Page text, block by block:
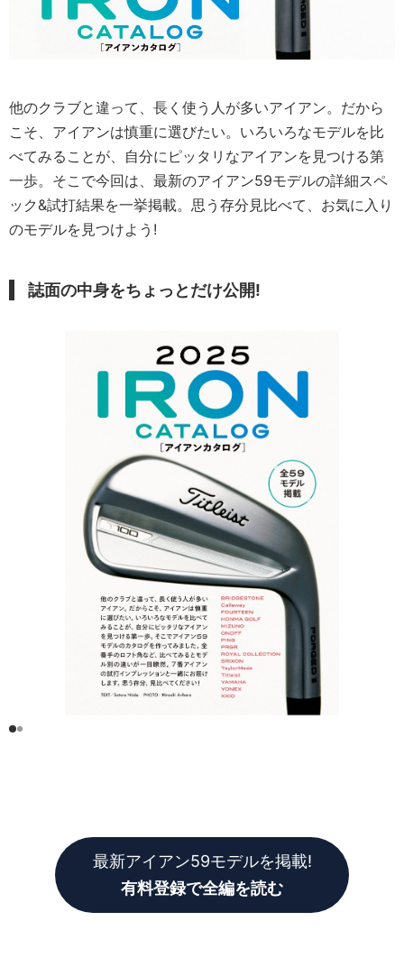
他のクラブと違って、長く使う人が多いアイアン。だから
こそ、アイアンは慎重に選びたい。いろいろなモデルを比
べてみることが、自分にピッタリなアイアンを見つける第
一歩。そこで今回は、最新のアイアン59モデルの詳細スペ
ック&試打結果を一挙掲載。思う存分見比べて、お気に入り
のモデルを見つけよう!
誌面の中身をちょっとだけ公開!
最新アイアン59モデルを掲載!
有料登録で全編を読む